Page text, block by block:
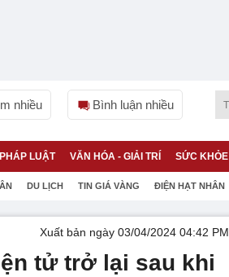
nhiều Bình luận nhiều
PHÁP LUẬT VĂN HÓA - GIẢI TRÍ SỨC KHỎE
DU LỊCH TIN GIÁ VÀNG ĐIỆN HẠT NHÂN
Xuất bản ngày 03/04/2024 04:42 PM
tử trở lại sau khi